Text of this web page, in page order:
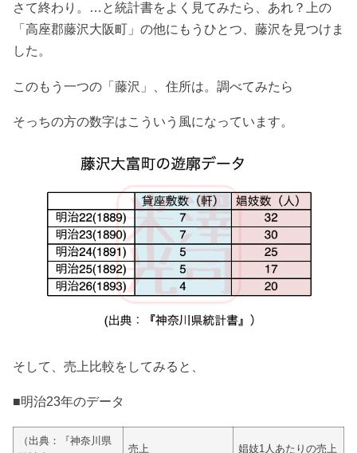
さて終わり。…と統計書をよく見てみたら、あれ？上の
「高座郡藤沢大阪町」の他にもうひとつ、藤沢を見つけま
した。
このもう一つの「藤沢」、住所は。調べてみたら
そっちの方の数字はこういう風になっています。
そして、売上比較をしてみると、
■明治23年のデータ
（出典：『神奈川県
売上 娼妓1人あたりの売上